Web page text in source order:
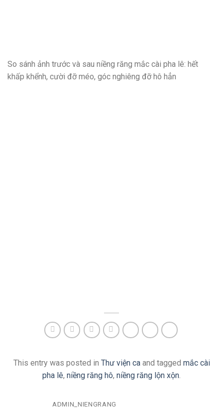
So sánh ảnh trước và sau niềng răng mắc cài pha lê: hết
khấp khểnh, cười đỡ méo, góc nghiêng đỡ hô hẳn
This entry was posted in Thư viện caand tagged mắc cài
pha lê, niềng răng hô, niềng răng lộn xộn.
ADMIN_NIENGRANG